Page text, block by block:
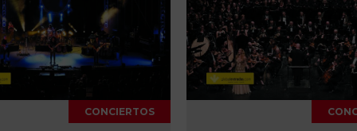
CONCIERTOS